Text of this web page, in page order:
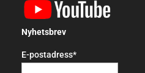
Nyhetsbrev
E-postadress*